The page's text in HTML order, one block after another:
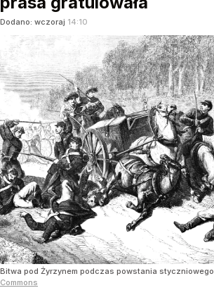
Dodano: wczoraj 14:10
Bitwa pod Żyrzynem podczas powstania styczniowego
Commons